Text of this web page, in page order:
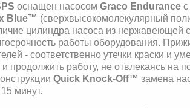
оснащен насосомGraco Endurance
Blue™ (сверхвысокомолекулярный
цилиндра насоса из нержавеющей
работы оборудования.
- соответственно утечки краски и
продолжить работу, не отвлекаясь на
Quick Knock-Off™ замена
минут.